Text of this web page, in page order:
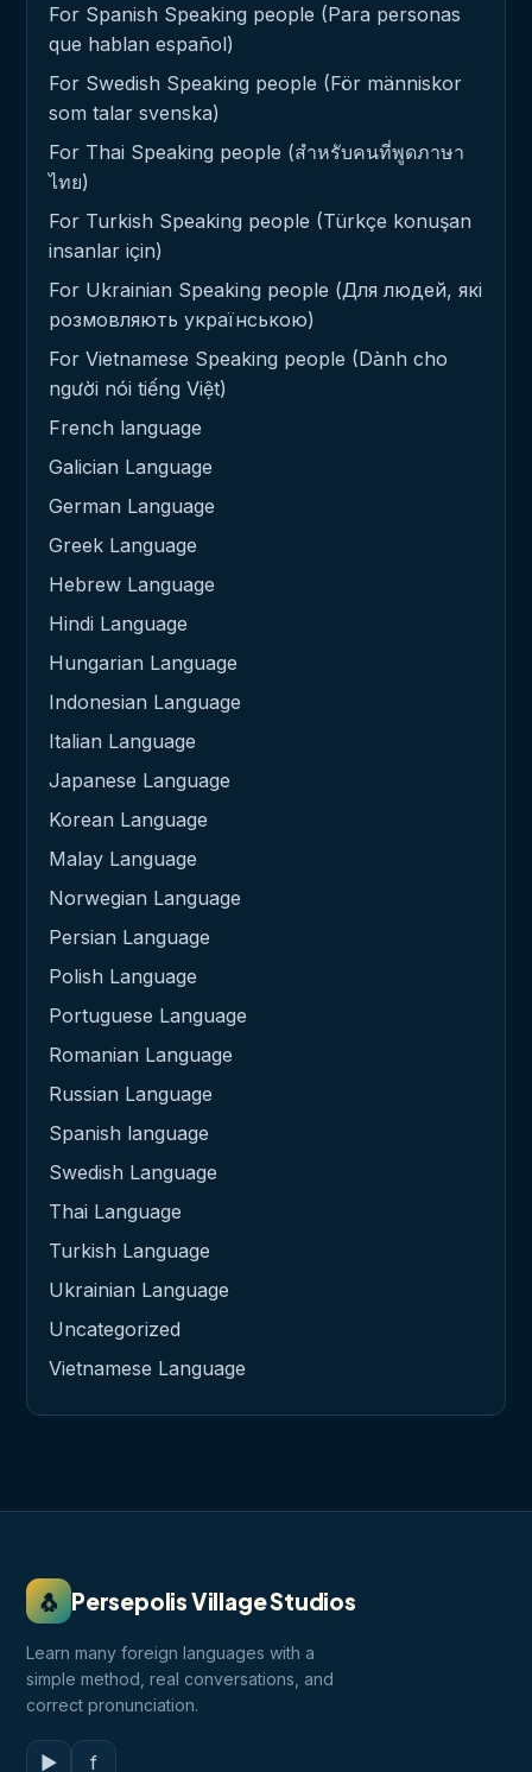
For Spanish Speaking people (Para personas
que hablan español)
For Swedish Speaking people (För människor
som talar svenska)
For Thai Speaking people (สำหรับคนที่พูดภาษา
ไทย)
For Turkish Speaking people (Türkçe konuşan
insanlar için)
For Ukrainian Speaking people (Для людей, які
розмовляють українською)
For Vietnamese Speaking people (Dành cho
người nói tiếng Việt)
French language
Galician Language
German Language
Greek Language
Hebrew Language
Hindi Language
Hungarian Language
Indonesian Language
Italian Language
Japanese Language
Korean Language
Malay Language
Norwegian Language
Persian Language
Polish Language
Portuguese Language
Romanian Language
Russian Language
Spanish language
Swedish Language
Thai Language
Turkish Language
Ukrainian Language
Uncategorized
Vietnamese Language
🐧 Persepolis Village Studios
Learn many foreign languages with a
simple method, real conversations, and
correct pronunciation.
▶ f